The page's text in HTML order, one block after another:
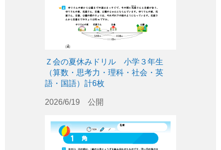
Ｚ会の夏休みドリル 小学３年生
（算数・思考力・理科・社会・英
語・国語）計6枚
2026/6/19 公開